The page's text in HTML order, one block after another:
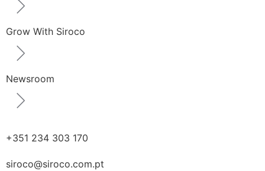
Grow With Siroco
Newsroom
+351 234 303 170
siroco@siroco.com.pt